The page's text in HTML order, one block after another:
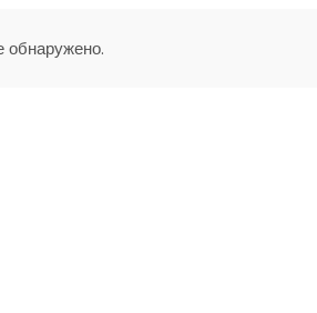
обнаружено.